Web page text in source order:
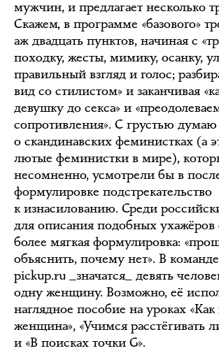
мужчин, и предлагает несколько
Скажем, в программе «базового»
аж двадцать пунктов, начиная с
походку, жесты, мимику, осанку,
правильный взгляд и голос;
вид со стилистом» и заканчивая
девушку до секса» и
сопротивления». С грустью думаю
о скандинавских феминистках (а
лютые феминистки в мире),
несомненно, усмотрели бы в
формулировке подстрекательство
к изнасилованию. Среди
для описания подобных ухажёров
более мягкая формулировка:
объяснить, почему нет». В
pickup.ru _значатся_ девять
одну женщину. Возможно, её
наглядное пособие на уроках
женщина», «Учимся расстёгивать
и «В поисках точки G».